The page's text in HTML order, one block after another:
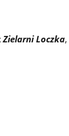
Zielarni Loczka